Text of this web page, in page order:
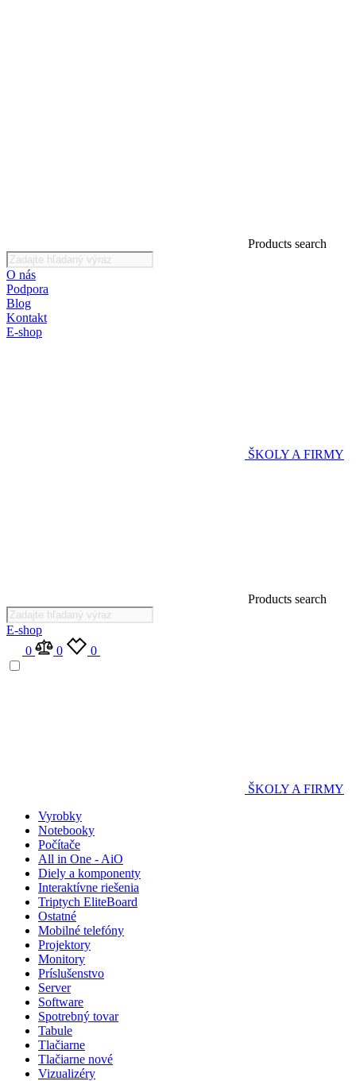
Products search
O nás
Podpora
Blog
Kontakt
E-shop
ŠKOLY A FIRMY
Products search
E-shop
0
0 0
ŠKOLY A FIRMY
Vyrobky
Notebooky
Počítače
All in One - AiO
Diely a komponenty
Interaktívne riešenia
Triptych EliteBoard
Ostatné
Mobilné telefóny
Projektory
Monitory
Príslušenstvo
Server
Software
Spotrebný tovar
Tabule
Tlačiarne
Tlačiarne nové
Vizualizéry